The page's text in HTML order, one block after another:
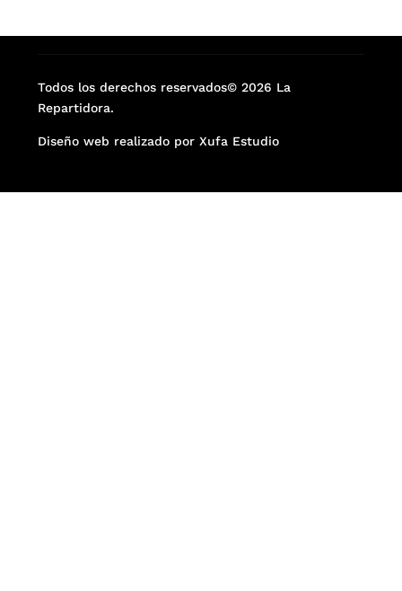
Todos los derechos reservados© 2026 La
Repartidora.
Diseño web realizado por Xufa Estudio